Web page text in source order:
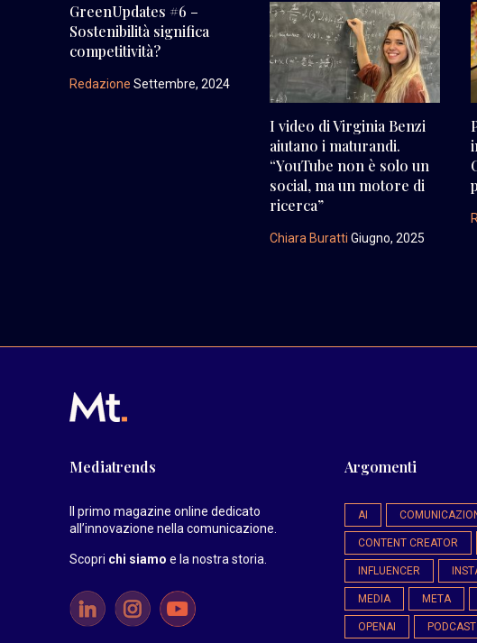
GreenUpdates #6 –
Sostenibilità significa
competitività?
Redazione Settembre, 2024
I video di Virginia Benzi
aiutano i maturandi.
“YouTube non è solo un
social, ma un motore di
ricerca”
Chiara Buratti Giugno, 2025
Mediatrends
Il primo magazine online dedicato
all’innovazione nella comunicazione.
Scopri chi siamo e la nostra storia.
Argomenti
AI
CONTENT CREATOR
INFLUENCER
MEDIA META
OPENAI PODCAST